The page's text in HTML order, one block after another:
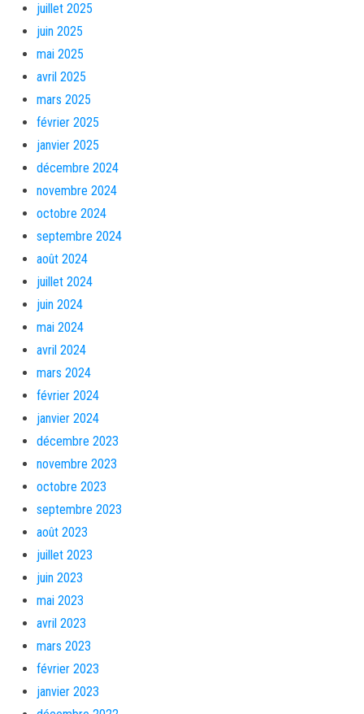
juillet 2025
juin 2025
mai 2025
avril 2025
mars 2025
février 2025
janvier 2025
décembre 2024
novembre 2024
octobre 2024
septembre 2024
août 2024
juillet 2024
juin 2024
mai 2024
avril 2024
mars 2024
février 2024
janvier 2024
décembre 2023
novembre 2023
octobre 2023
septembre 2023
août 2023
juillet 2023
juin 2023
mai 2023
avril 2023
mars 2023
février 2023
janvier 2023